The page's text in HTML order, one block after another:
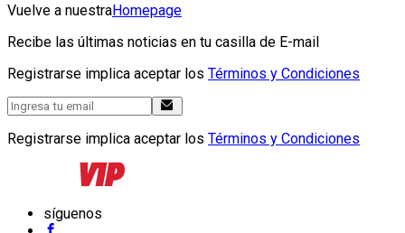
Vuelve a nuestraHomepage
Recibe las últimas noticias en tu casilla de E-mail
Registrarse implica aceptar los Términos y Condiciones
Registrarse implica aceptar los Términos y Condiciones
síguenos